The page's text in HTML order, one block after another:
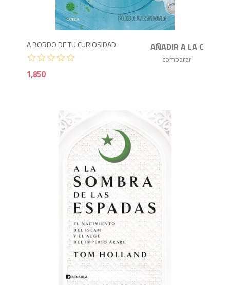
A BORDO DE TU CURIOSIDAD
1,850